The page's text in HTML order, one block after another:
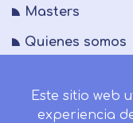
Masters
Quienes somos
Blog
Este sitio web
experiencia